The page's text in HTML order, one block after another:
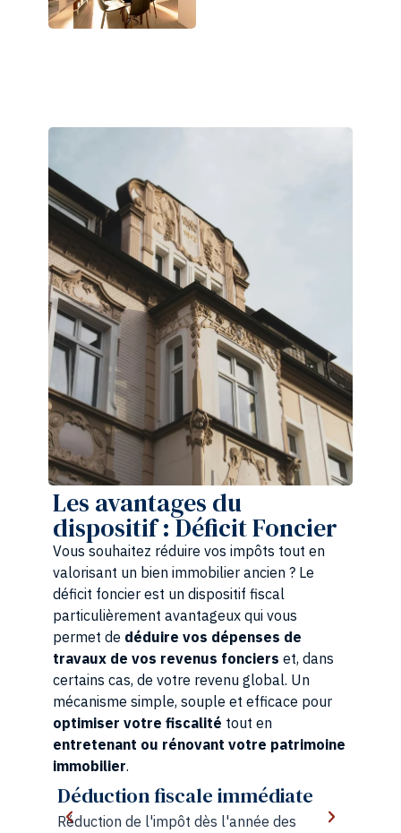
Les avantages du
dispositif : Déficit Foncier
Vous souhaitez réduire vos impôts tout en
valorisant un bien immobilier ancien ? Le
déficit foncier est un dispositif fiscal
particulièrement avantageux qui vous
permet de déduire vos dépenses de
travaux de vos revenus fonciers et, dans
certains cas, de votre revenu global. Un
mécanisme simple, souple et efficace pour
optimiser votre fiscalité tout en
entretenant ou rénovant votre patrimoine
immobilier.
Optimisation de l'ancien
Valorisation d'un bien existant tout en